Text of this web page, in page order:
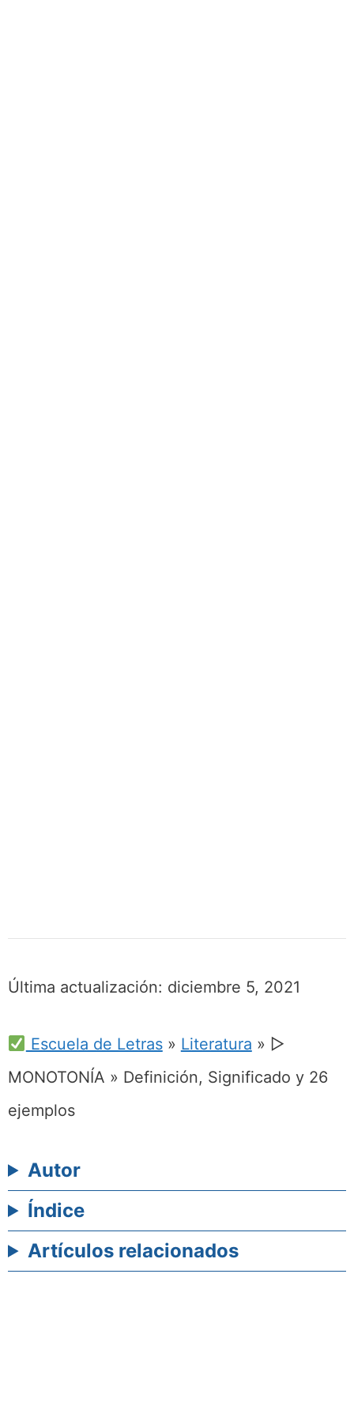
Última actualización: diciembre 5, 2021
Escuela de Letras» Literatura » ▷
MONOTONÍA » Definición, Significado y 26
ejemplos
Autor
Índice
Artículos relacionados